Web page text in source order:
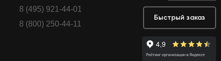
8 (495) 921-44-01
8 (800) 250-44-11
Быстрый заказ